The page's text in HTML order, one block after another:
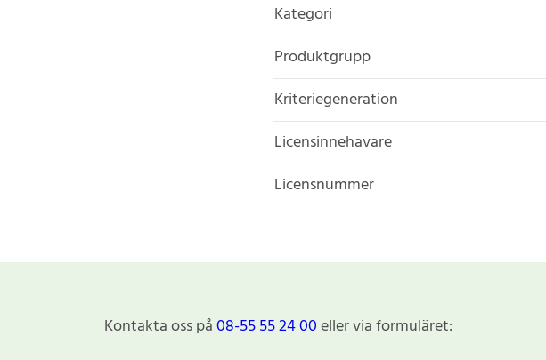
Kategori
Produktgrupp
Kriteriegeneration
Licensinnehavare
Licensnummer
Kontakta oss på08-55 55 24 00eller via formuläret: